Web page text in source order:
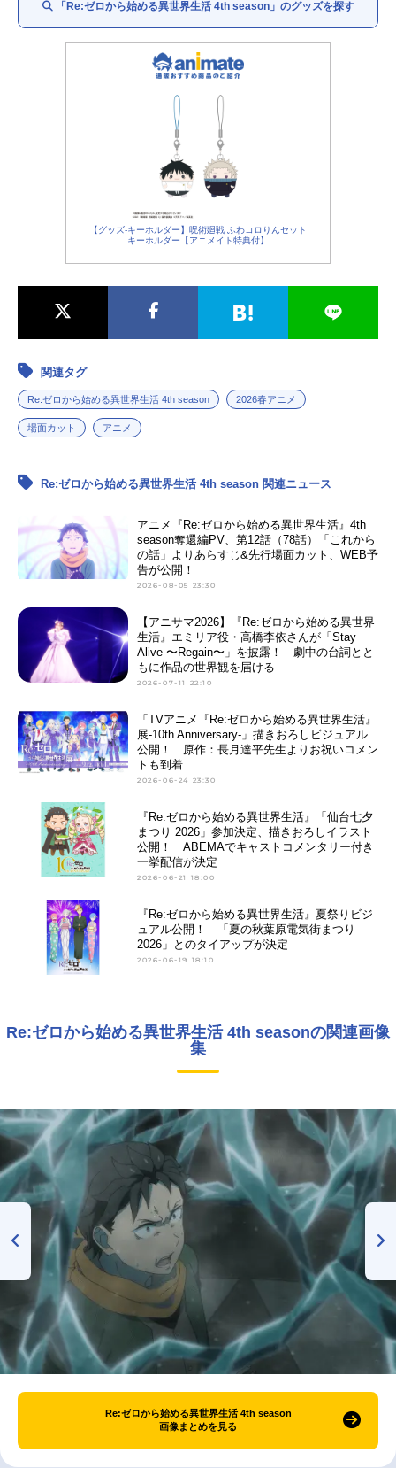
「Re:ゼロから始める異世界生活 4th season」のグッズを探す
【グッズ-キーホルダー】呪術廻戦 ふわコロりんセット
キーホルダー【アニメイト特典付】
関連タグ
Re:ゼロから始める異世界生活 4th season 2026春アニメ
場面カット アニメ
Re:ゼロから始める異世界生活 4th season 関連ニュース
アニメ『Re:ゼロから始める異世界生活』4th
season奪還編PV、第12話（78話）「これから
の話」よりあらすじ&先行場面カット、WEB予
告が公開！
2026-08-05 23:30
【アニサマ2026】『Re:ゼロから始める異世界
生活』エミリア役・高橋李依さんが「Stay
Alive 〜Regain〜」を披露！ 劇中の台詞とと
もに作品の世界観を届ける
2026-07-11 22:10
「TVアニメ『Re:ゼロから始める異世界生活』
展-10th Anniversary-」描きおろしビジュアル
公開！ 原作：長月達平先生よりお祝いコメン
トも到着
2026-06-24 23:30
『Re:ゼロから始める異世界生活』「仙台七夕
まつり 2026」参加決定、描きおろしイラスト
公開！ ABEMAでキャストコメンタリー付き
一挙配信が決定
2026-06-21 18:00
『Re:ゼロから始める異世界生活』夏祭りビジ
ュアル公開！ 「夏の秋葉原電気街まつり
2026」とのタイアップが決定
2026-06-19 18:10
Re:ゼロから始める異世界生活 4th seasonの関連画像
集
Re:ゼロから始める異世界生活 4th season
画像まとめを見る